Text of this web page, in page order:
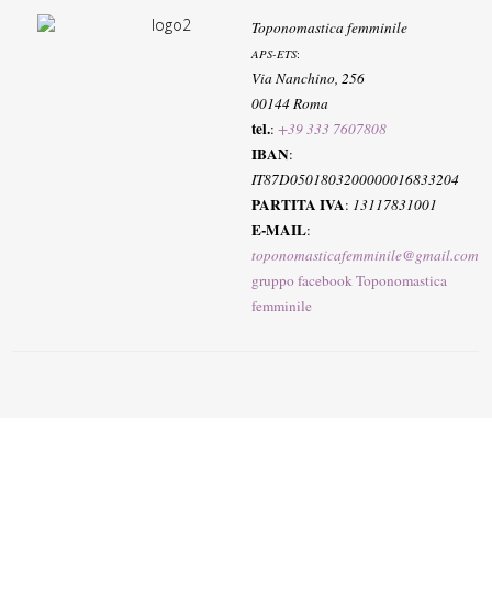
Toponomastica femminile
APS-ETS:
Via Nanchino, 256
00144 Roma
tel.:+39 333 7607808
IBAN:
IT87D0501803200000016833204
PARTITA IVA: 13117831001
E-MAIL:
toponomasticafemminile@gmail.com
gruppo facebook Toponomastica
femminile